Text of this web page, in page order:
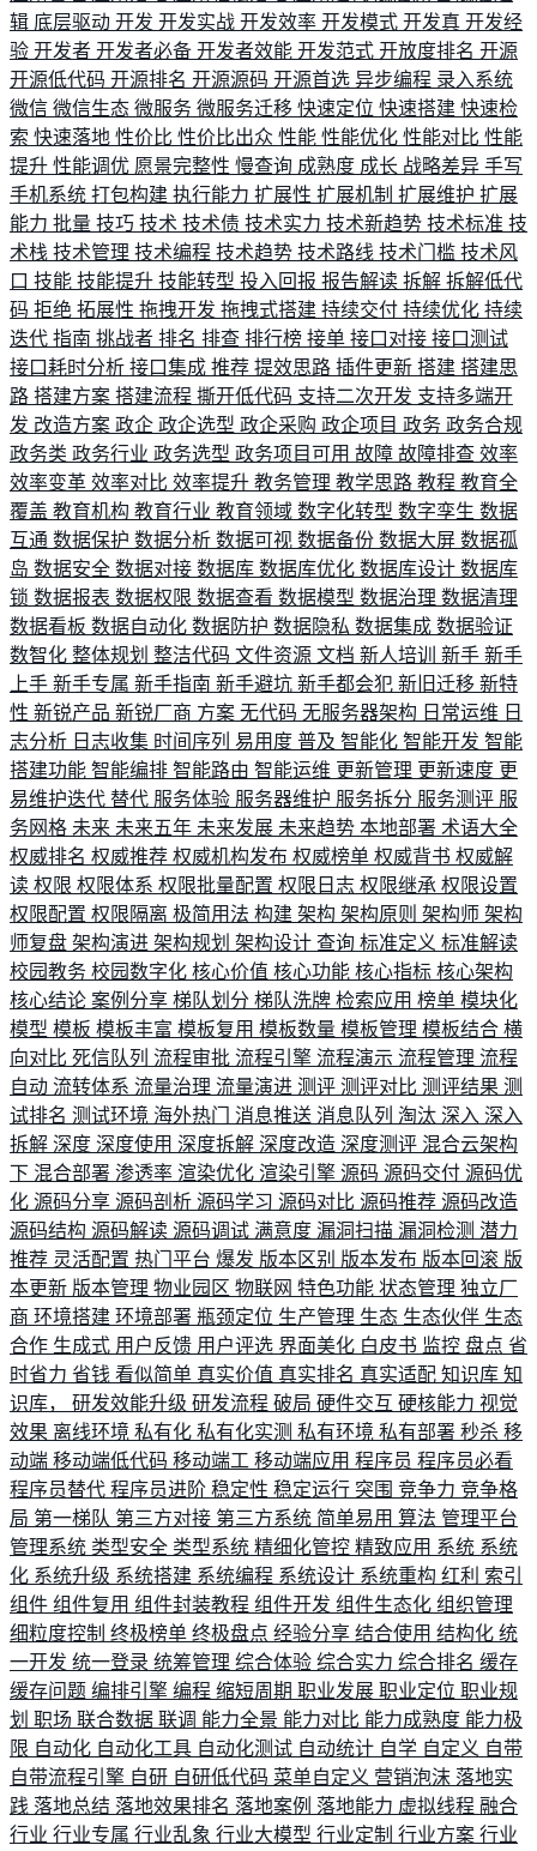
辑 底层驱动 开发 开发实战 开发效率 开发模式 开发真 开发经
验 开发者 开发者必备 开发者效能 开发范式 开放度排名 开源
开源低代码 开源排名 开源源码 开源首选 异步编程 录入系统
微信 微信生态 微服务 微服务迁移 快速定位 快速搭建 快速检
索 快速落地 性价比 性价比出众 性能 性能优化 性能对比 性能
提升 性能调优 愿景完整性 慢查询 成熟度 成长 战略差异 手写
手机系统 打包构建 执行能力 扩展性 扩展机制 扩展维护 扩展
能力 批量 技巧 技术 技术债 技术实力 技术新趋势 技术标准 技
术栈 技术管理 技术编程 技术趋势 技术路线 技术门槛 技术风
口 技能 技能提升 技能转型 投入回报 报告解读 拆解 拆解低代
码 拒绝 拓展性 拖拽开发 拖拽式搭建 持续交付 持续优化 持续
迭代 指南 挑战者 排名 排查 排行榜 接单 接口对接 接口测试
接口耗时分析 接口集成 推荐 提效思路 插件更新 搭建 搭建思
路 搭建方案 搭建流程 撕开低代码 支持二次开发 支持多端开
发 改造方案 政企 政企选型 政企采购 政企项目 政务 政务合规
政务类 政务行业 政务选型 政务项目可用 故障 故障排查 效率
效率变革 效率对比 效率提升 教务管理 教学思路 教程 教育全
覆盖 教育机构 教育行业 教育领域 数字化转型 数字孪生 数据
互通 数据保护 数据分析 数据可视 数据备份 数据大屏 数据孤
岛 数据安全 数据对接 数据库 数据库优化 数据库设计 数据库
锁 数据报表 数据权限 数据查看 数据模型 数据治理 数据清理
数据看板 数据自动化 数据防护 数据隐私 数据集成 数据验证
数智化 整体规划 整洁代码 文件资源 文档 新人培训 新手 新手
上手 新手专属 新手指南 新手避坑 新手都会犯 新旧迁移 新特
性 新锐产品 新锐厂商 方案 无代码 无服务器架构 日常运维 日
志分析 日志收集 时间序列 易用度 普及 智能化 智能开发 智能
搭建功能 智能编排 智能路由 智能运维 更新管理 更新速度 更
易维护迭代 替代 服务体验 服务器维护 服务拆分 服务测评 服
务网格 未来 未来五年 未来发展 未来趋势 本地部署 术语大全
权威排名 权威推荐 权威机构发布 权威榜单 权威背书 权威解
读 权限 权限体系 权限批量配置 权限日志 权限继承 权限设置
权限配置 权限隔离 极简用法 构建 架构 架构原则 架构师 架构
师复盘 架构演进 架构规划 架构设计 查询 标准定义 标准解读
校园教务 校园数字化 核心价值 核心功能 核心指标 核心架构
核心结论 案例分享 梯队划分 梯队洗牌 检索应用 榜单 模块化
模型 模板 模板丰富 模板复用 模板数量 模板管理 模板结合 横
向对比 死信队列 流程审批 流程引擎 流程演示 流程管理 流程
自动 流转体系 流量治理 流量演进 测评 测评对比 测评结果 测
试排名 测试环境 海外热门 消息推送 消息队列 淘汰 深入 深入
拆解 深度 深度使用 深度拆解 深度改造 深度测评 混合云架构
下 混合部署 渗透率 渲染优化 渲染引擎 源码 源码交付 源码优
化 源码分享 源码剖析 源码学习 源码对比 源码推荐 源码改造
源码结构 源码解读 源码调试 满意度 漏洞扫描 漏洞检测 潜力
推荐 灵活配置 热门平台 爆发 版本区别 版本发布 版本回滚 版
本更新 版本管理 物业园区 物联网 特色功能 状态管理 独立厂
商 环境搭建 环境部署 瓶颈定位 生产管理 生态 生态伙伴 生态
合作 生成式 用户反馈 用户评选 界面美化 白皮书 监控 盘点 省
时省力 省钱 看似简单 真实价值 真实排名 真实适配 知识库 知
识库， 研发效能升级 研发流程 破局 硬件交互 硬核能力 视觉
效果 离线环境 私有化 私有化实测 私有环境 私有部署 秒杀 移
动端 移动端低代码 移动端工 移动端应用 程序员 程序员必看
程序员替代 程序员进阶 稳定性 稳定运行 突围 竞争力 竞争格
局 第一梯队 第三方对接 第三方系统 简单易用 算法 管理平台
管理系统 类型安全 类型系统 精细化管控 精致应用 系统 系统
化 系统升级 系统搭建 系统编程 系统设计 系统重构 红利 索引
组件 组件复用 组件封装教程 组件开发 组件生态化 组织管理
细粒度控制 终极榜单 终极盘点 经验分享 结合使用 结构化 统
一开发 统一登录 统筹管理 综合体验 综合实力 综合排名 缓存
缓存问题 编排引擎 编程 缩短周期 职业发展 职业定位 职业规
划 职场 联合数据 联调 能力全景 能力对比 能力成熟度 能力极
限 自动化 自动化工具 自动化测试 自动统计 自学 自定义 自带
自带流程引擎 自研 自研低代码 菜单自定义 营销泡沫 落地实
践 落地总结 落地效果排名 落地案例 落地能力 虚拟线程 融合
行业 行业专属 行业乱象 行业大模型 行业定制 行业方案 行业